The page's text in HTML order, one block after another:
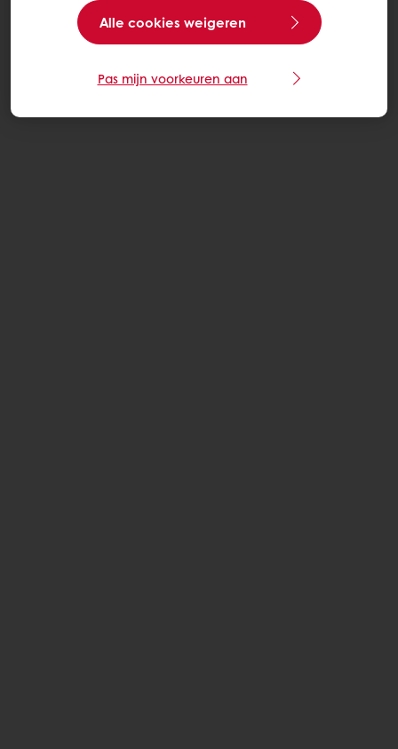
Alle cookies weigeren
Pas mijn voorkeuren aan